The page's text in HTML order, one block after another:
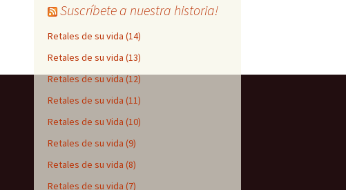
Suscríbete a nuestra historia!
Retales de su vida (14)
Retales de su vida (13)
Retales de su vida (12)
Retales de su vida (11)
Retales de su Vida (10)
Retales de su vida (9)
Retales de su vida (8)
Retales de su vida (7)